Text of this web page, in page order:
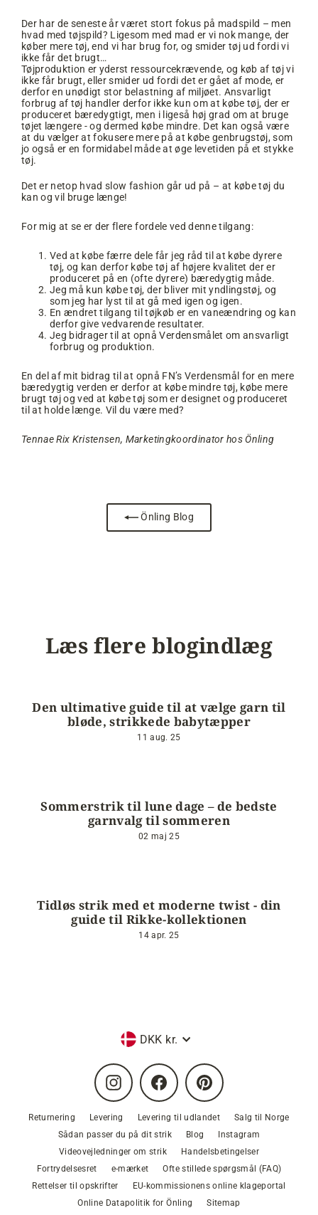
Der har de seneste år været stort fokus på madspild – men
hvad med tøjspild? Ligesom med mad er vi nok mange, der
køber mere tøj, end vi har brug for, og smider tøj ud fordi vi
ikke får det brugt…
Tøjproduktion er yderst ressourcekrævende, og køb af tøj vi
ikke får brugt, eller smider ud fordi det er gået af mode, er
derfor en unødigt stor belastning af miljøet. Ansvarligt
forbrug af tøj handler derfor ikke kun om at købe tøj, der er
produceret bæredygtigt, men i ligeså høj grad om at bruge
tøjet længere - og dermed købe mindre. Det kan også være
at du vælger at fokusere mere på at købe genbrugstøj, som
jo også er en formidabel måde at øge levetiden på et stykke
tøj.
Det er netop hvad slow fashion går ud på – at købe tøj du
kan og vil bruge længe!
For mig at se er der flere fordele ved denne tilgang:
Ved at købe færre dele får jeg råd til at købe dyrere
tøj, og kan derfor købe tøj af højere kvalitet der er
produceret på en (ofte dyrere) bæredygtig måde.
Jeg må kun købe tøj, der bliver mit yndlingstøj, og
som jeg har lyst til at gå med igen og igen.
En ændret tilgang til tøjkøb er en vaneændring og kan
derfor give vedvarende resultater.
Jeg bidrager til at opnå Verdensmålet om ansvarligt
forbrug og produktion.
En del af mit bidrag til at opnå FN’s Verdensmål for en mere
bæredygtig verden er derfor at købe mindre tøj, købe mere
brugt tøj og ved at købe tøj som er designet og produceret
til at holde længe. Vil du være med?
Tennae Rix Kristensen, Marketingkoordinator hos Önling
Önling Blog
Læs flere blogindlæg
Den ultimative guide til at vælge garn til
bløde, strikkede babytæpper
11 aug. 25
Sommerstrik til lune dage – de bedste
garnvalg til sommeren
02 maj 25
Tidløs strik med et moderne twist - din
guide til Rikke-kollektionen
14 apr. 25
Valuta
DKK kr.
Instagram Facebook Pinterest
Returnering Levering Levering til udlandet
Salg til Norge
Sådan passer du på dit strik
Blog
Instagram
Videovejledninger om strik
Handelsbetingelser
Fortrydelsesret
e-mærket
Ofte stillede spørgsmål (FAQ)
Rettelser til opskrifter
EU-kommissionens online klageportal
Online Datapolitik for Önling
Sitemap